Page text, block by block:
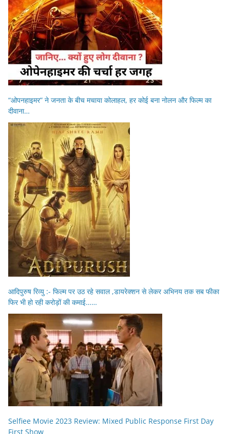
“ओपनहाइमर” ने जनता के बीच मचाया कोलाहल, हर कोई बना नोलन और फिल्म का
दीवाना…
आदिपुरुष रिव्यु :- फिल्म पर उठ रहे सवाल ,डायरेक्शन से लेकर अभिनय तक सब फीका
फिर भी हो रही करोड़ों की कमाई……
Selfiee Movie 2023 Review: Mixed Public Response First Day
First Show